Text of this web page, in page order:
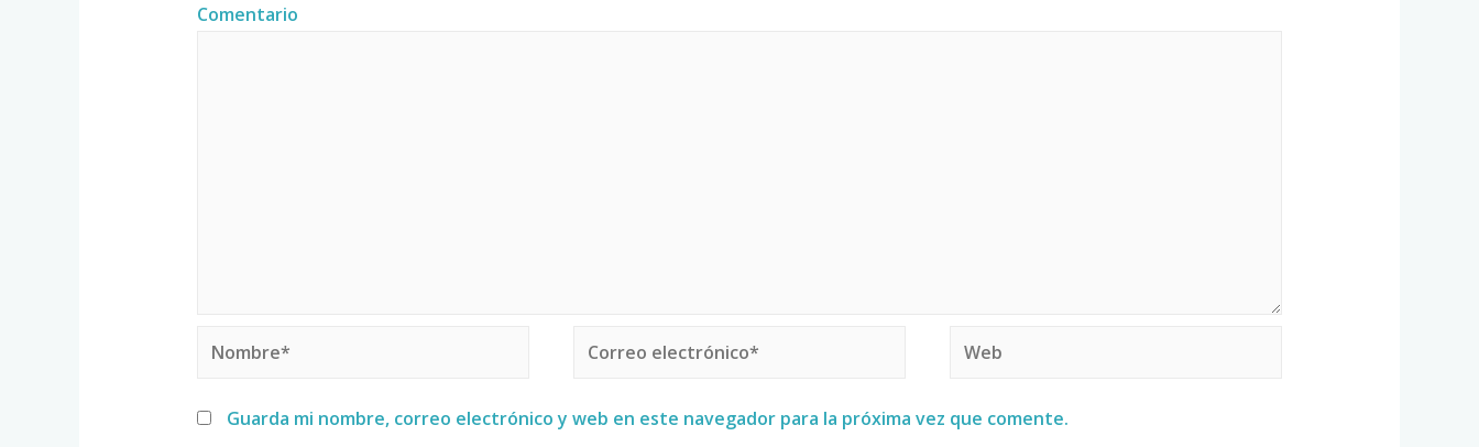
Comentario
Guarda mi nombre, correo electrónico y web en este navegador para la próxima vez que comente.